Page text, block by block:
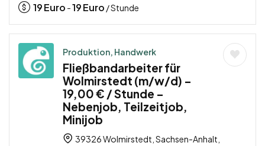
19Euro -19Euro / Stunde
Produktion, Handwerk
Fließbandarbeiter für
Wolmirstedt (m/w/d) –
19,00 € / Stunde –
Nebenjob, Teilzeitjob,
Minijob
39326 Wolmirstedt, Sachsen-Anhalt,